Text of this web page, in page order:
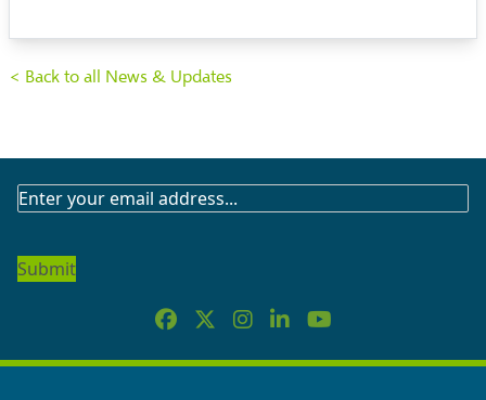
< Back to all News & Updates
SUBSCRIBE
NEWSLETTER